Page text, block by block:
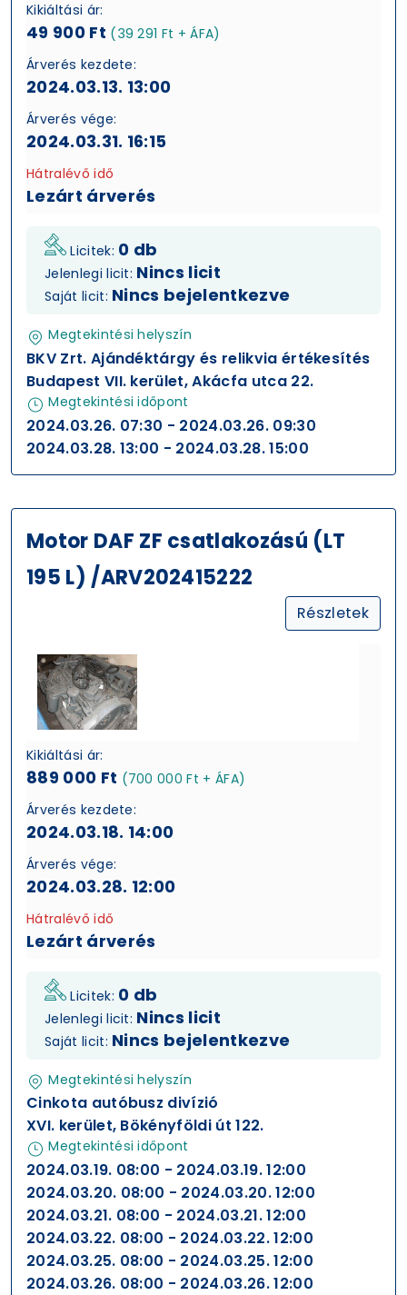
Kikiáltási ár:
49 900 Ft (39 291 Ft + ÁFA)
Árverés kezdete:
2024.03.13. 13:00
Árverés vége:
2024.03.31. 16:15
Hátralévő idő
Lezárt árverés
Licitek: 0 db
Jelenlegi licit: Nincs licit
Saját licit: Nincs bejelentkezve
Megtekintési helyszín
BKV Zrt. Ajándéktárgy és relikvia értékesítés
Budapest VII. kerület, Akácfa utca 22.
Megtekintési időpont
2024.03.26. 07:30 - 2024.03.26. 09:30
2024.03.28. 13:00 - 2024.03.28. 15:00
Motor DAF ZF csatlakozású (LT
195 L) /ARV202415222
Részletek
Kikiáltási ár:
889 000 Ft (700 000 Ft + ÁFA)
Árverés kezdete:
2024.03.18. 14:00
Árverés vége:
2024.03.28. 12:00
Hátralévő idő
Lezárt árverés
Licitek: 0 db
Jelenlegi licit: Nincs licit
Saját licit: Nincs bejelentkezve
Megtekintési helyszín
Cinkota autóbusz divízió
XVI. kerület, Bökényföldi út 122.
Megtekintési időpont
2024.03.19. 08:00 - 2024.03.19. 12:00
2024.03.20. 08:00 - 2024.03.20. 12:00
2024.03.21. 08:00 - 2024.03.21. 12:00
2024.03.22. 08:00 - 2024.03.22. 12:00
2024.03.25. 08:00 - 2024.03.25. 12:00
2024.03.26. 08:00 - 2024.03.26. 12:00